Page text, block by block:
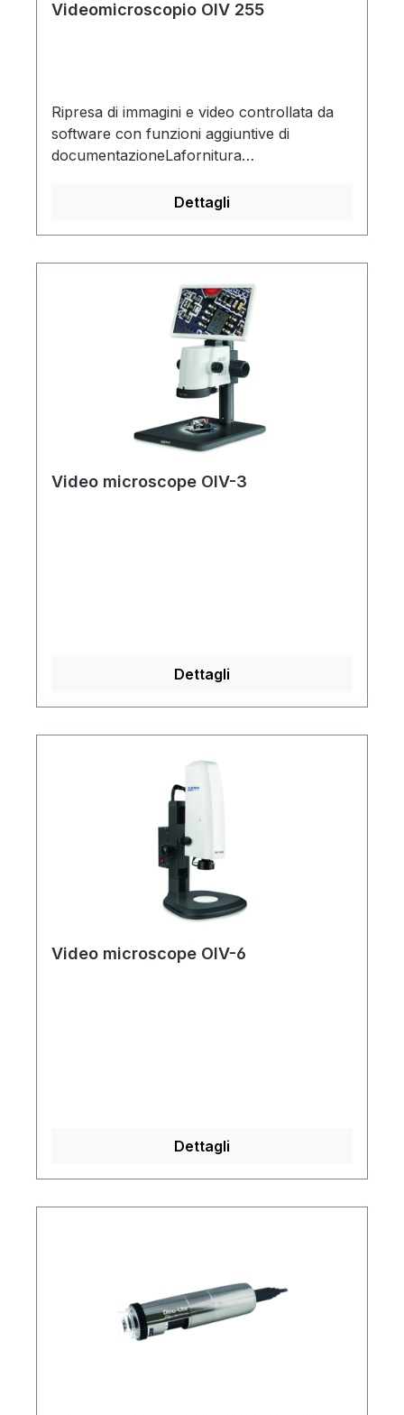
Videomicroscopio OIV 255
Ripresa di immagini e video controllata da
software con funzioni aggiuntive di
documentazioneLafornitura
la registrazione e la misurazione di immagini
Dettagli
Video microscope OIV-3
Dettagli
Video microscope OIV-6
Dettagli